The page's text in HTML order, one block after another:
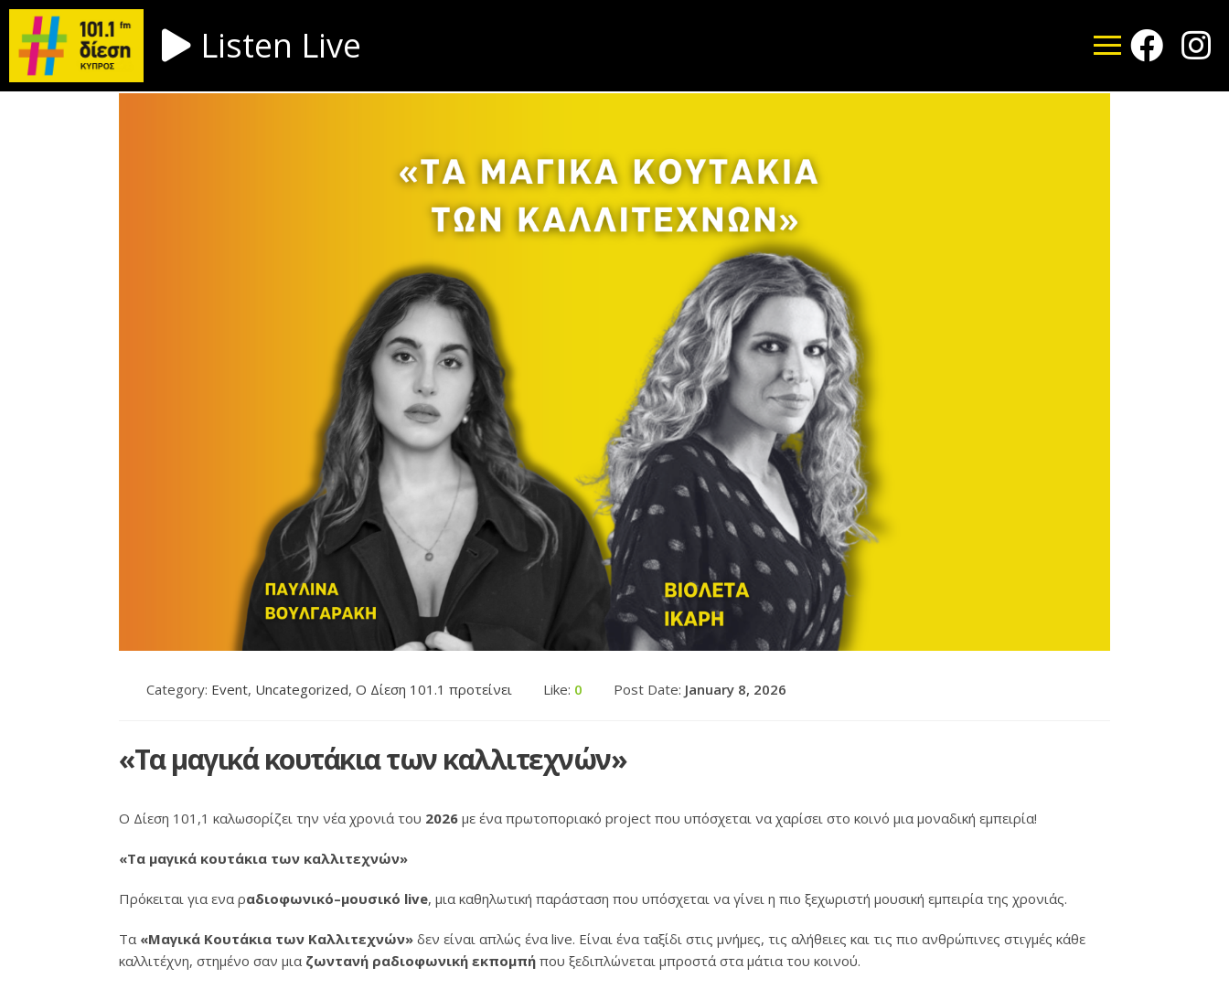
Listen Live
Category: Event, Uncategorized, Ο Δίεση 101.1 προτείνει Like: 0 Post Date: January 8, 2026
«Τα μαγικά κουτάκια των καλλιτεχνών»
Ο Δίεση 101,1 καλωσορίζει την νέα χρονιά του 2026 με ένα πρωτοποριακό project που υπόσχεται να χαρίσει στο κοινό μια μοναδική εμπειρία!
«Τα μαγικά κουτάκια των καλλιτεχνών»
Πρόκειται για ενα ραδιοφωνικό–μουσικό live, μια καθηλωτική παράσταση που υπόσχεται να γίνει η πιο ξεχωριστή μουσική εμπειρία της χρονιάς.
Τα «Μαγικά Κουτάκια των Καλλιτεχνών» δεν είναι απλώς ένα live. Είναι ένα ταξίδι στις μνήμες, τις αλήθειες και τις πιο ανθρώπινες στιγμές κάθε
καλλιτέχνη, στημένο σαν μια ζωντανή ραδιοφωνική εκπομπή που ξεδιπλώνεται μπροστά στα μάτια του κοινού.